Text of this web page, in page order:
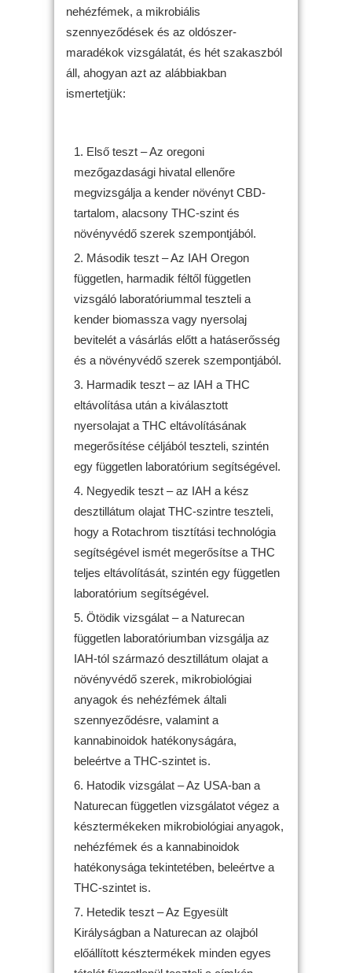
nehézfémek, a mikrobiális
szennyeződések és az oldószer-
maradékok vizsgálatát, és hét szakaszból
áll, ahogyan azt az alábbiakban
ismertetjük:
Első teszt – Az oregoni
mezőgazdasági hivatal ellenőre
megvizsgálja a kender növényt CBD-
tartalom, alacsony THC-szint és
növényvédő szerek szempontjából.
Második teszt – Az IAH Oregon
független, harmadik féltől független
vizsgáló laboratóriummal teszteli a
kender biomassza vagy nyersolaj
bevitelét a vásárlás előtt a hatáserősség
és a növényvédő szerek szempontjából.
Harmadik teszt – az IAH a THC
eltávolítása után a kiválasztott
nyersolajat a THC eltávolításának
megerősítése céljából teszteli, szintén
egy független laboratórium segítségével.
Negyedik teszt – az IAH a kész
desztillátum olajat THC-szintre teszteli,
hogy a Rotachrom tisztítási technológia
segítségével ismét megerősítse a THC
teljes eltávolítását, szintén egy független
laboratórium segítségével.
Ötödik vizsgálat – a Naturecan
független laboratóriumban vizsgálja az
IAH-tól származó desztillátum olajat a
növényvédő szerek, mikrobiológiai
anyagok és nehézfémek általi
szennyeződésre, valamint a
kannabinoidok hatékonyságára,
beleértve a THC-szintet is.
Hatodik vizsgálat – Az USA-ban a
Naturecan független vizsgálatot végez a
késztermékeken mikrobiológiai anyagok,
nehézfémek és a kannabinoidok
hatékonysága tekintetében, beleértve a
THC-szintet is.
Hetedik teszt – Az Egyesült
Királyságban a Naturecan az olajból
előállított késztermékek minden egyes